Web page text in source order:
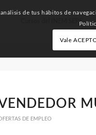
Cursos del INEM SEPE
DE EMPLEO
de tus hábitos de
Vale